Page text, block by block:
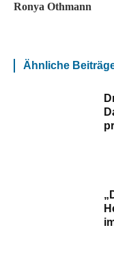
Ronya Othmann
Ähnliche